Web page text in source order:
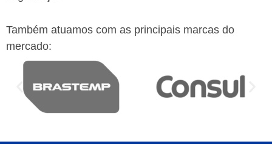
Também atuamos com as principais marcas do
mercado: